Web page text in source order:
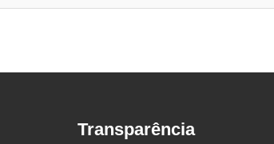
Transparência